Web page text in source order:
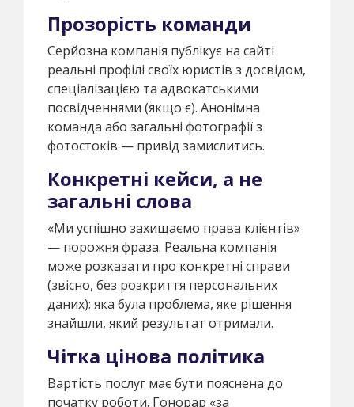
Прозорість команди
Серйозна компанія публікує на сайті
реальні профілі своїх юристів з досвідом,
спеціалізацією та адвокатськими
посвідченнями (якщо є). Анонімна
команда або загальні фотографії з
фотостоків — привід замислитись.
Конкретні кейси, а не
загальні слова
«Ми успішно захищаємо права клієнтів»
— порожня фраза. Реальна компанія
може розказати про конкретні справи
(звісно, без розкриття персональних
даних): яка була проблема, яке рішення
знайшли, який результат отримали.
Чітка цінова політика
Вартість послуг має бути пояснена до
початку роботи. Гонорар «за